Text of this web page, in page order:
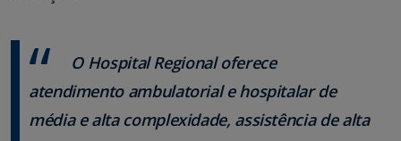
O Hospital Regional oferece
atendimento ambulatorial e hospitalar de
média e alta complexidade, assistência de alta